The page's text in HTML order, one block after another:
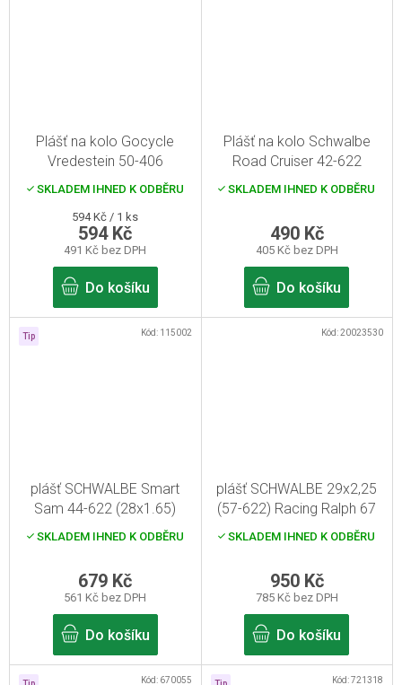
Plášť na kolo Gocycle
Vredestein 50-406
SKLADEM IHNED K ODBĚRU
491 Kč bez DPH
594 Kč
Měrná
cena:
594 Kč / 1 ks
Do košíku
Plášť na kolo Schwalbe
Road Cruiser 42-622
(28"x1,6")
SKLADEM IHNED K ODBĚRU
405 Kč bez DPH
490 Kč
Do košíku
Tip
plášť SCHWALBE Smart
Sam 44-622 (28x1.65)
drát, HS476, černý
SKLADEM IHNED K ODBĚRU
561 Kč bez DPH
679 Kč
Do košíku
Kód: 115002
plášť SCHWALBE 29x2,25
(57-622) Racing Ralph 67
TP
SKLADEM IHNED K ODBĚRU
785 Kč bez DPH
950 Kč
Do košíku
Kód:20023530
Kód: 670055 Kód:721318